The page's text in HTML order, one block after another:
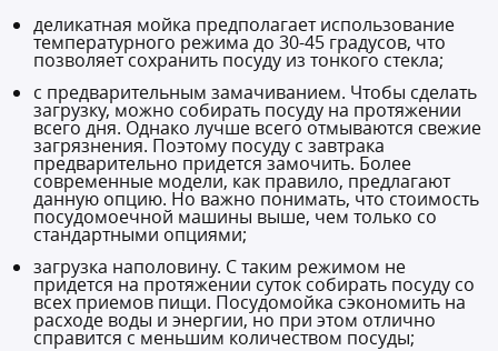
деликатная мойка предполагает использование
температурного режима до 30-45 градусов, что
позволяет сохранить посуду из тонкого стекла;
с предварительным замачиванием. Чтобы сделать
загрузку, можно собирать посуду на протяжении
всего дня. Однако лучше всего отмываются свежие
загрязнения. Поэтому посуду с завтрака
предварительно придется замочить. Более
современные модели, как правило, предлагают
данную опцию. Но важно понимать, что стоимость
посудомоечной машины выше, чем только со
стандартными опциями;
загрузка наполовину. С таким режимом не
придется на протяжении суток собирать посуду со
всех приемов пищи. Посудомойка сэкономить на
расходе воды и энергии, но при этом отлично
справится с меньшим количеством посуды;